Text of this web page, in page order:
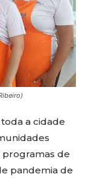
a cidade
programas de
pandemia de